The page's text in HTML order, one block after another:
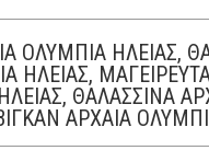
ΟΛΥΜΠΙΑ ΗΛΕΙΑΣ,
ΗΛΕΙΑΣ,
ΘΑΛΑΣΣΙΝΑ
ΑΡΧΑΙΑ